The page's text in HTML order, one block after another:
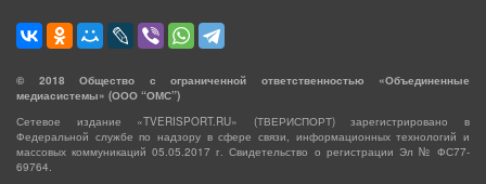
© 2018 Общество с ограниченной ответственностью «Объединенные
медиасистемы» (ООО “ОМС”)
Сетевое издание «TVERISPORT.RU» (ТВЕРИСПОРТ) зарегистрировано в
Федеральной службе по надзору в сфере связи, информационных технологий и
массовых коммуникаций 05.05.2017 г. Свидетельство о регистрации Эл № ФС77-
69764.